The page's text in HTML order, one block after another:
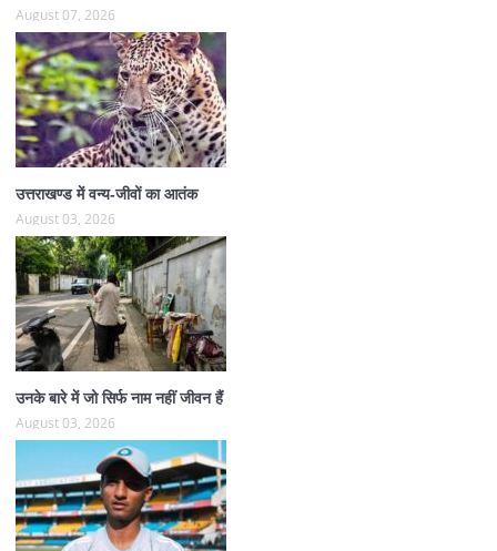
August 07, 2026
उत्तराखण्ड में वन्य-जीवों का आतंक
August 03, 2026
उनके बारे में जो सिर्फ नाम नहीं जीवन हैं
August 03, 2026